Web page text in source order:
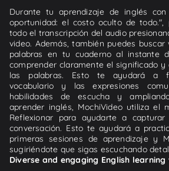
Durante tu aprendizaje de inglés
oportunidad: el costo oculto de
todo el transcripción del audio
video. Además, también puedes
palabras en tu cuaderno al instante
comprender claramente el significado
las palabras. Esto te ayudará a
vocabulario y las expresiones
habilidades de escucha y
aprender inglés, MochiVideo utiliza el
Reflexionar para ayudarte a
conversación. Esto te ayudará a
primeras sesiones de aprendizaje y
sugiriéndote que sigas escuchando
Diverse and engaging English